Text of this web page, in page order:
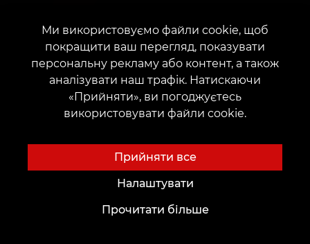
м. Кропивницький
Вулиця Велика Перспективна, 22/5
Дата відкриття: 25 травня 2019 р.
+380952011108
Ми використовуємо файли cookie, щоб
покращити ваш перегляд, показувати
персональну рекламу або контент, а також
аналізувати наш трафік. Натискаючи
«Прийняти», ви погоджуєтесь
використовувати файли cookie.
Прийняти все
Налаштувати
Прочитати більше